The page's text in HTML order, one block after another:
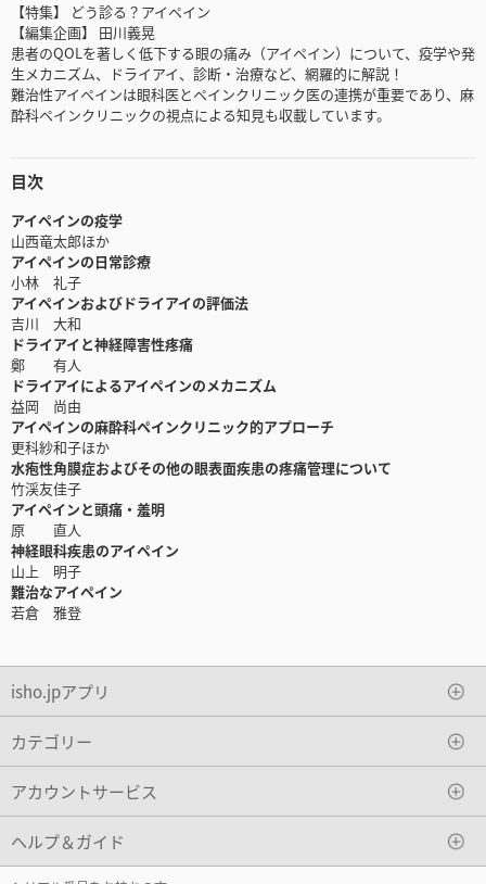
【特集】 どう診る？アイペイン
【編集企画】 田川義晃
患者のQOLを著しく低下する眼の痛み（アイペイン）について、疫学や発
生メカニズム、ドライアイ、診断・治療など、網羅的に解説！
難治性アイペインは眼科医とペインクリニック医の連携が重要であり、麻
酔科ペインクリニックの視点による知見も収載しています。
目次
アイペインの疫学
山西竜太郎ほか
アイペインの日常診療
小林 礼子
アイペインおよびドライアイの評価法
吉川 大和
ドライアイと神経障害性疼痛
鄭 有人
ドライアイによるアイペインのメカニズム
益岡 尚由
アイペインの麻酔科ペインクリニック的アプローチ
更科紗和子ほか
水疱性角膜症およびその他の眼表面疾患の疼痛管理について
竹渓友佳子
アイペインと頭痛・羞明
原 直人
神経眼科疾患のアイペイン
山上 明子
難治なアイペイン
若倉 雅登
isho.jpアプリ
カテゴリー
アカウントサービス
ヘルプ＆ガイド